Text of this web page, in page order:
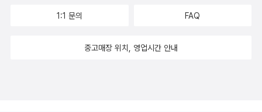
1:1 문의 FAQ
중고매장 위치, 영업시간 안내